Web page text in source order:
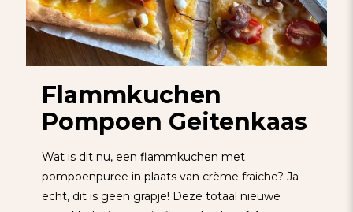
Flammkuchen
Pompoen Geitenkaas
Wat is dit nu, een flammkuchen met
pompoenpuree in plaats van crème fraiche? Ja
echt, dit is geen grapje! Deze totaal nieuwe